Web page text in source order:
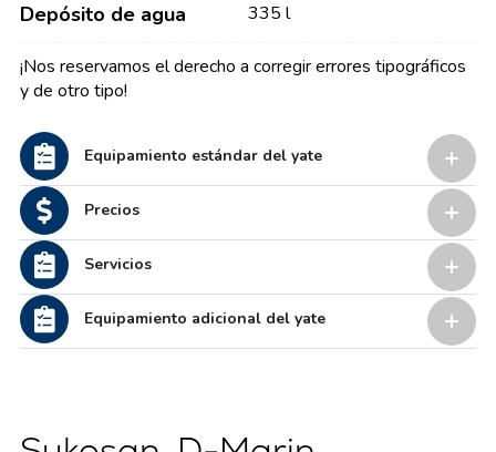
Depósito de agua 335 l
¡Nos reservamos el derecho a corregir errores tipográficos
y de otro tipo!
Equipamiento estándar del yate
Precios
Servicios
Equipamiento adicional del yate